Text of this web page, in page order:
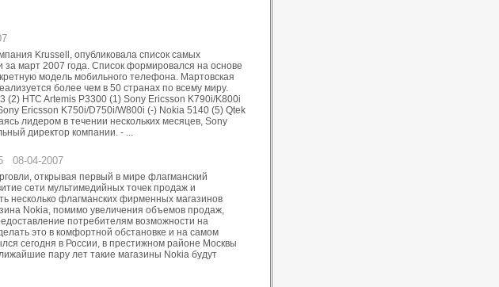
Krussell, опубликовала список самых
март 2007 года. Список формировался на основе
модель мобильного телефона. Мартовская
более чем в 50 странах по всему миру.
HTC Artemis P3300 (1) Sony Ericsson K790i/K800i
Ericsson K750i/D750i/W800i (-) Nokia 5140 (5) Qtek
лидером в течении нескольких месяцев, Sony
директор компании. - ...
08-04-2007
открывая первый в мире флагманский
сети мультимедийных точек продаж и
несколько флагманских фирменных магазинов
Nokia, помимо увеличения объемов продаж,
потребителям возможности на
это в комфортной обстановке и на самом
сегодня в России, в престижном районе Москвы
пару лет такие магазины Nokia будут